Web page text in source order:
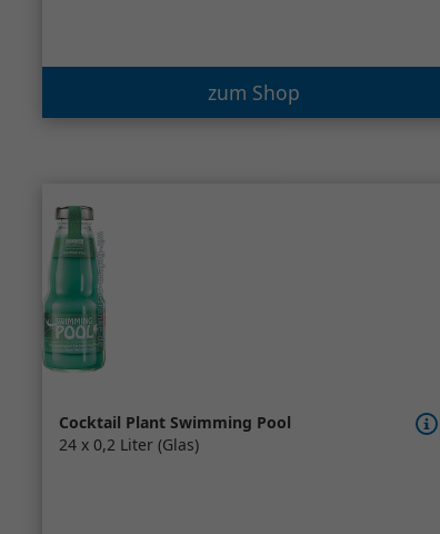
zum Shop
Cocktail Plant Swimming Pool
24 x 0,2 Liter (Glas)